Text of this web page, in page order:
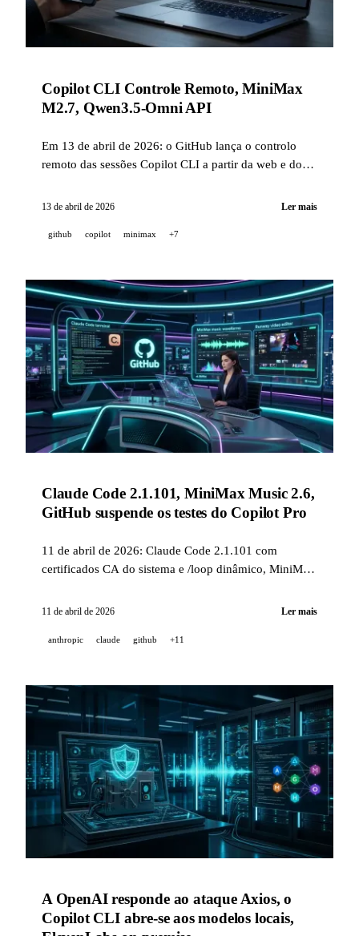
Copilot CLI Controle Remoto, MiniMax
M2.7, Qwen3.5-Omni API
Em 13 de abril de 2026: o GitHub lança o controlo
remoto das sessões Copilot CLI a partir da web e do
com suporte vLLM no dia 0, a API Qwen3.5-Omni
Flash Live assume a liderança do ranking vocal τ-
13 de abril de 2026 Ler mais
github copilot minimax +7
Claude Code 2.1.101, MiniMax Music 2.6,
GitHub suspende os testes do Copilot Pro
11 de abril de 2026: Claude Code 2.1.101 com
certificados CA do sistema e /loop dinâmico, MiniMax
testes do Copilot Pro devido a abusos, Qwen Code
11 de abril de 2026 Ler mais
anthropic claude github +11
A OpenAI responde ao ataque Axios, o
Copilot CLI abre-se aos modelos locais,